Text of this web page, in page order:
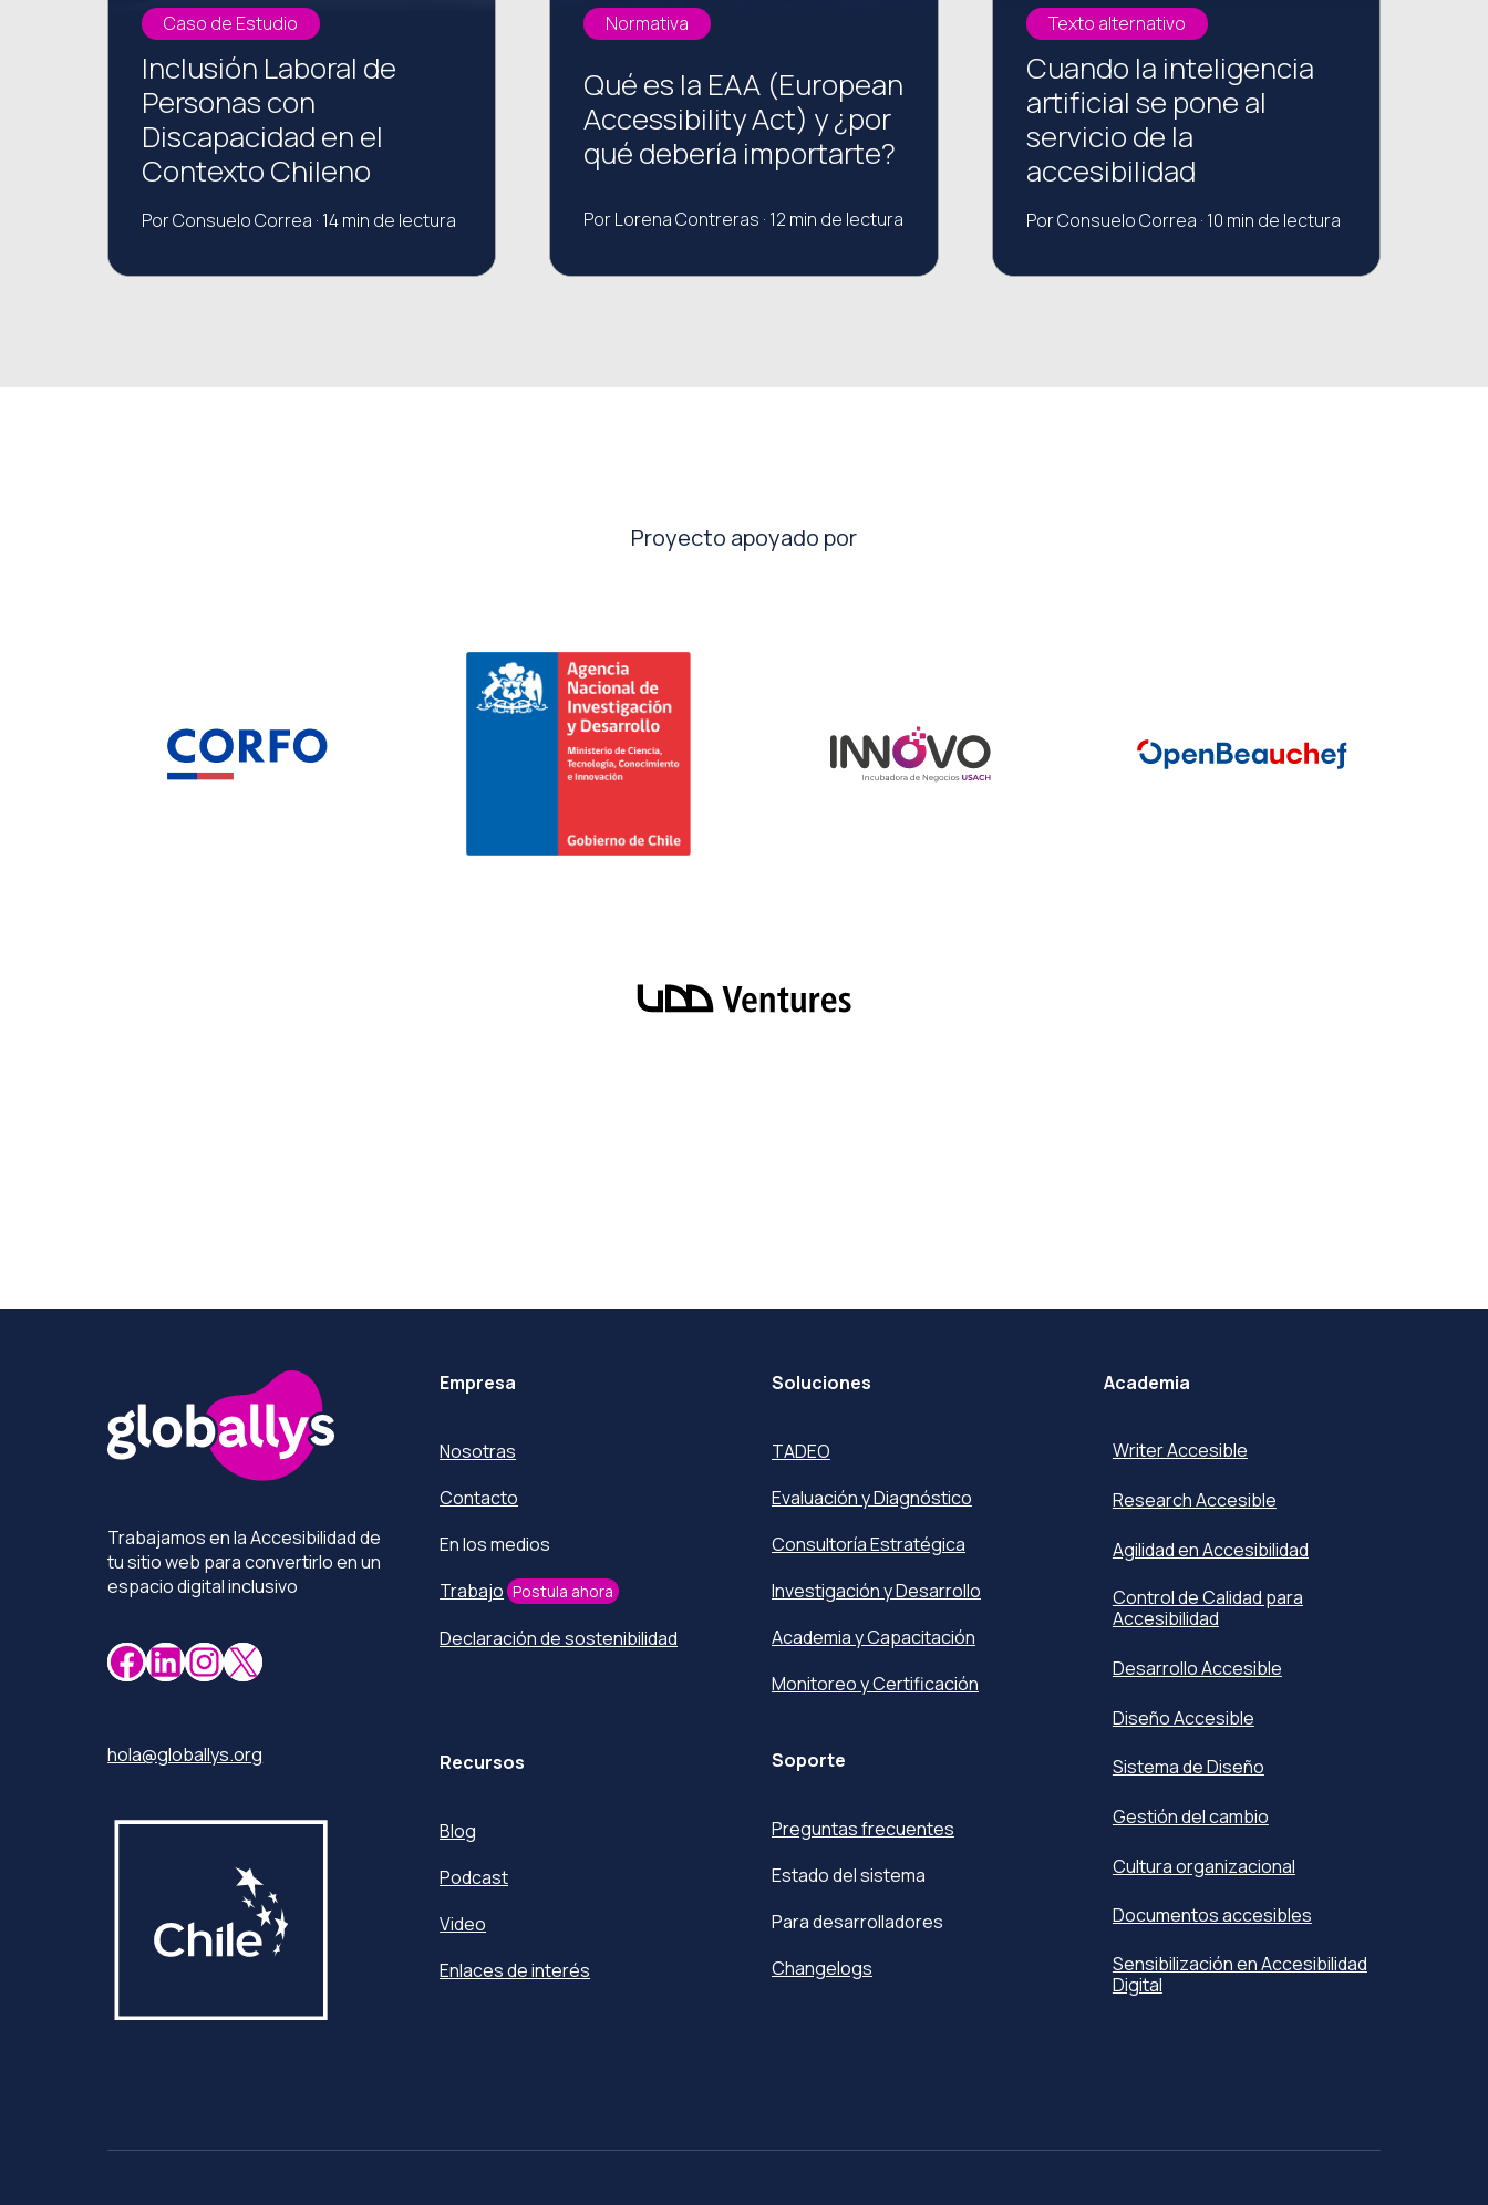
Caso de Estudio
Inclusión Laboral de
Personas con
Discapacidad en el
Contexto Chileno
Por Consuelo Correa · 14 min de lectura
Normativa
Qué es la EAA (European
Accessibility Act) y ¿por
qué debería importarte?
Por Lorena Contreras · 12 min de lectura
Texto alternativo
Cuando la inteligencia
artificial se pone al
servicio de la
accesibilidad
Por Consuelo Correa · 10 min de lectura
Proyecto apoyado por
Trabajamos en la Accesibilidad de
tu sitio web para convertirlo en un
espacio digital inclusivo
Facebook
LinkedInInstagram
X
hola@globallys.org
Empresa
Nosotras
Contacto
En los medios
Trabajo Postula ahora
Declaración de sostenibilidad
Recursos
Blog
Podcast
Video
Enlaces de interés
Soluciones
TADEO
Evaluación y Diagnóstico
Consultoría Estratégica
Investigación y Desarrollo
Academia y Capacitación
Monitoreo y Certificación
Soporte
Preguntas frecuentes
Estado del sistema
Para desarrolladores
Changelogs
Academia
Writer Accesible
Research Accesible
Agilidad en Accesibilidad
Control de Calidad para
Accesibilidad
Desarrollo Accesible
Diseño Accesible
Sistema de Diseño
Gestión del cambio
Cultura organizacional
Documentos accesibles
Sensibilización en Accesibilidad
Digital